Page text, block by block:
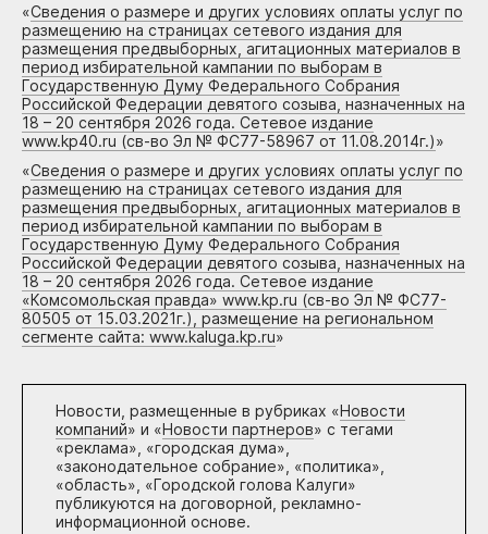
«Сведения о размере и других условиях оплаты услуг по
размещению на страницах сетевого издания для
размещения предвыборных, агитационных материалов в
период избирательной кампании по выборам в
Государственную Думу Федерального Собрания
Российской Федерации девятого созыва, назначенных на
18 – 20 сентября 2026 года. Сетевое издание
www.kp40.ru (св-во Эл № ФС77-58967 от 11.08.2014г.)»
«Сведения о размере и других условиях оплаты услуг по
размещению на страницах сетевого издания для
размещения предвыборных, агитационных материалов в
период избирательной кампании по выборам в
Государственную Думу Федерального Собрания
Российской Федерации девятого созыва, назначенных на
18 – 20 сентября 2026 года. Сетевое издание
«Комсомольская правда» www.kp.ru (св-во Эл № ФС77-
80505 от 15.03.2021г.), размещение на региональном
сегменте сайта: www.kaluga.kp.ru»
Новости, размещенные в рубриках «Новости
компаний» и «Новости партнеров» с тегами
«реклама», «городская дума»,
«законодательное собрание», «политика»,
«область», «Городской голова Калуги»
публикуются на договорной, рекламно-
информационной основе.